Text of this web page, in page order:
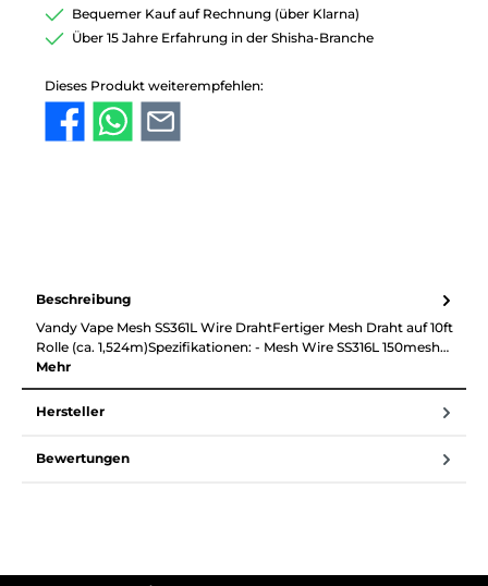
Bequemer Kauf auf Rechnung (über Klarna)
Über 15 Jahre Erfahrung in der Shisha-Branche
Dieses Produkt weiterempfehlen:
Beschreibung
Vandy Vape Mesh SS361L Wire DrahtFertiger Mesh Draht auf 10ft
Rolle (ca. 1,524m)Spezifikationen: - Mesh Wire SS316L 150mesh…
Mehr
Hersteller
Bewertungen